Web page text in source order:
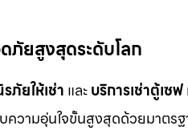
ภัยสูงสุดระดับโลก
ภัยให้เช่า และบริการเช่าตู้เซฟ
ความอุ่นใจขั้นสูงสุดด้วยมาตร